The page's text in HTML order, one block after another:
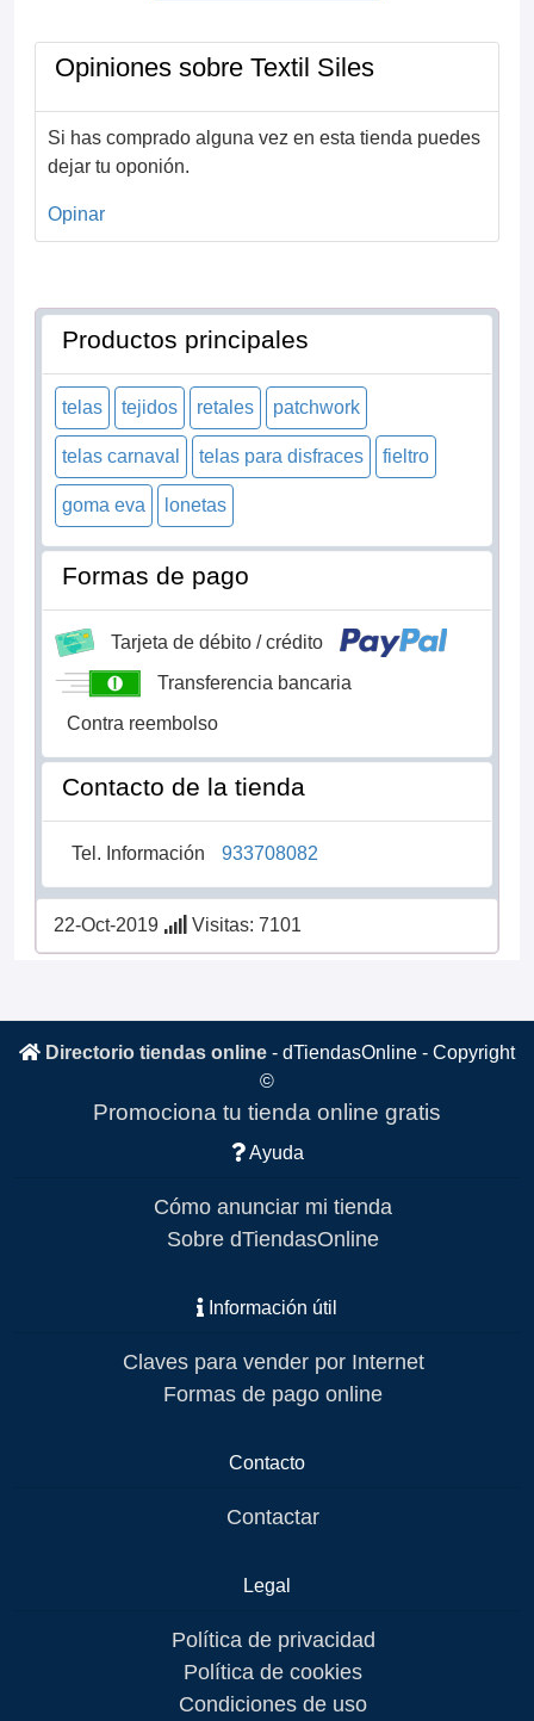
Opiniones sobre Textil Siles
Si has comprado alguna vez en esta tienda puedes
dejar tu oponión.
Opinar
Productos principales
telas tejidos retales patchwork
telas carnaval telas para disfraces fieltro
goma eva lonetas
Formas de pago
Tarjeta de débito / crédito
Transferencia bancaria
Contra reembolso
Contacto de la tienda
Tel. Información 933708082
22-Oct-2019 Visitas: 7101
Directorio tiendas online - dTiendasOnline - Copyright
©
Promociona tu tienda online gratis
Ayuda
Cómo anunciar mi tienda
Sobre dTiendasOnline
Información útil
Claves para vender por Internet
Formas de pago online
Contacto
Contactar
Legal
Política de privacidad
Política de cookies
Condiciones de uso